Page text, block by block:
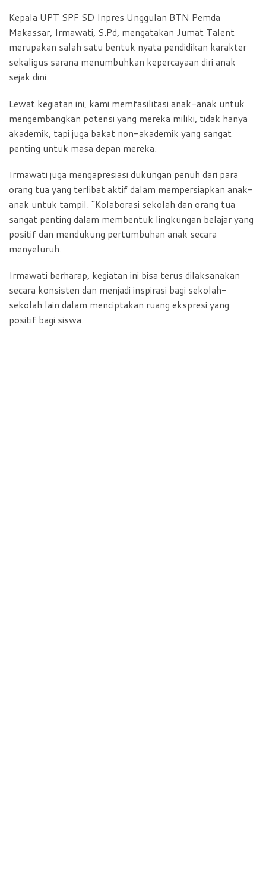
Kepala UPT SPF SD Inpres Unggulan BTN Pemda
Makassar, Irmawati, S.Pd, mengatakan Jumat Talent
merupakan salah satu bentuk nyata pendidikan karakter
sekaligus sarana menumbuhkan kepercayaan diri anak
sejak dini.
Lewat kegiatan ini, kami memfasilitasi anak-anak untuk
mengembangkan potensi yang mereka miliki, tidak hanya
akademik, tapi juga bakat non-akademik yang sangat
penting untuk masa depan mereka.
Irmawati juga mengapresiasi dukungan penuh dari para
orang tua yang terlibat aktif dalam mempersiapkan anak-
anak untuk tampil. “Kolaborasi sekolah dan orang tua
sangat penting dalam membentuk lingkungan belajar yang
positif dan mendukung pertumbuhan anak secara
menyeluruh.
Irmawati berharap, kegiatan ini bisa terus dilaksanakan
secara konsisten dan menjadi inspirasi bagi sekolah-
sekolah lain dalam menciptakan ruang ekspresi yang
positif bagi siswa.